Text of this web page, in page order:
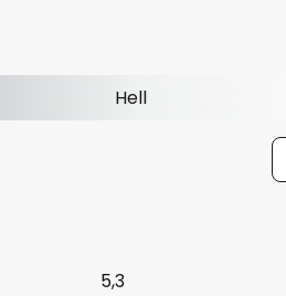
Hell
5,3